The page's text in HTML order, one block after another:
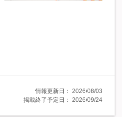
情報更新日： 2026/08/03
掲載終了予定日： 2026/09/24